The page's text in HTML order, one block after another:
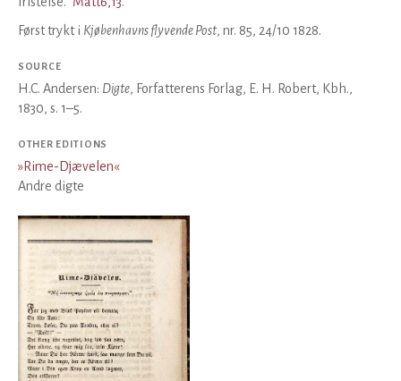
Først trykt i Kjøbenhavns flyvende Post, nr. 85, 24/10 1828.
SOURCE
H.C. Andersen: Digte, Forfatterens Forlag, E. H. Robert, Kbh.,
1830, s. 1–5.
OTHER EDITIONS
»Rime-Djævelen«
Andre digte